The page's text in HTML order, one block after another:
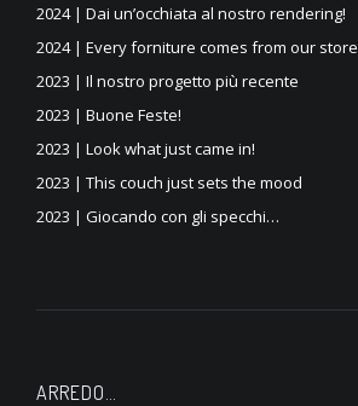
2024 | Dai un’occhiata al nostro rendering!
2024 | Every forniture comes from our store
2023 | Il nostro progetto più recente
2023 | Buone Feste!
2023 | Look what just came in!
2023 | This couch just sets the mood
2023 | Giocando con gli specchi…
ARREDO…